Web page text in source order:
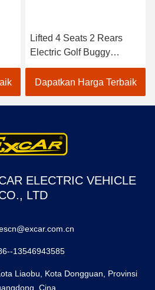
Lifted 4 Seats 2 Rears
Electric Golf Buggy
Lithium Battery
Accessories
Customizable
Dapatkan Harga Terbaik
ELECTRIC VEHICLE
LTD
13546943585
Liaobu, Kota Dongguan, Provinsi
Cina